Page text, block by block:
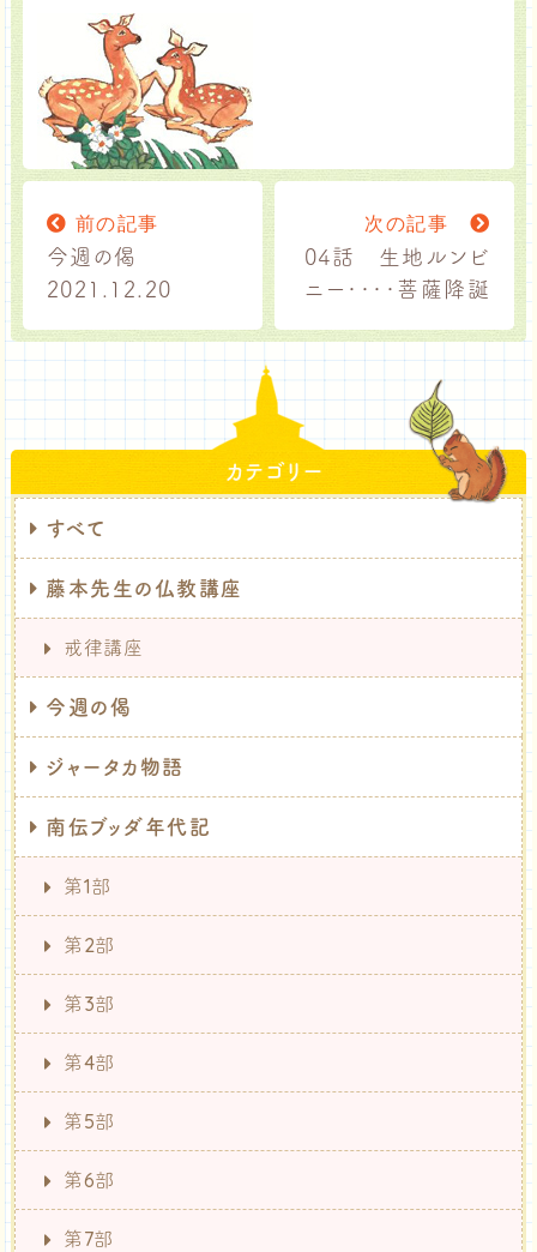
前の記事
今週の偈
2021.12.20
次の記事
04話 生地ルンビ
ニー････菩薩降誕
カテゴリー
すべて
藤本先生の仏教講座
戒律講座
今週の偈
ジャータカ物語
南伝ブッダ年代記
第1部
第2部
第3部
第4部
第5部
第6部
第7部